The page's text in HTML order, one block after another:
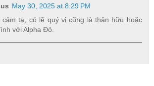
May 30, 2025 at 8:29 PM
cảm tạ, có lẽ quý vị cũng là thân hữu hoặc
với Alpha Đỏ.